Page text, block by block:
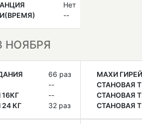
Нет
--
НОЯБРЯ
66 раз
--
--
КГ
32 раз
МАХИ
СТАНОВАЯ
СТАНОВАЯ
СТАНОВАЯ